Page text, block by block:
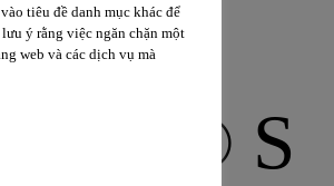
S
tiêu đề danh mục khác để
ý rằng việc ngăn chặn một
web và các dịch vụ mà